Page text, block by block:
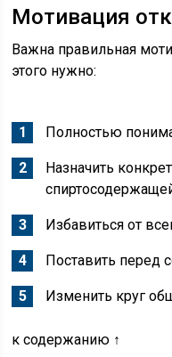
Мотивация
Важна правильная
этого нужно:
Полностью
Назначить
Избавиться от
Поставить перед
Изменить круг
к содержанию ↑